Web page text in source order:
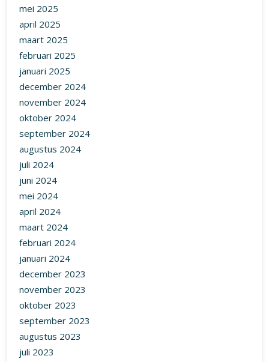
mei 2025
april 2025
maart 2025
februari 2025
januari 2025
december 2024
november 2024
oktober 2024
september 2024
augustus 2024
juli 2024
juni 2024
mei 2024
april 2024
maart 2024
februari 2024
januari 2024
december 2023
november 2023
oktober 2023
september 2023
augustus 2023
juli 2023